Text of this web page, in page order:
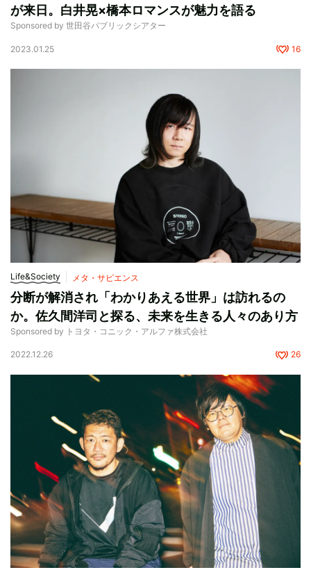
が来日。白井晃×橋本ロマンスが魅力を語る
Sponsored by 世田谷パブリックシアター
2023.01.25 16
Life&Society メタ・サピエンス
分断が解消され「わかりあえる世界」は訪れるの
か。佐久間洋司と探る、未来を生きる人々のあり方
Sponsored by トヨタ・コニック・アルファ株式会社
2022.12.26 26